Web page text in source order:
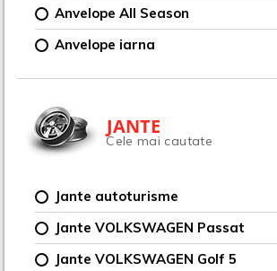
Anvelope All Season
Anvelope iarna
JANTE
Cele mai cautate
Jante autoturisme
Jante VOLKSWAGEN Passat
Jante VOLKSWAGEN Golf 5